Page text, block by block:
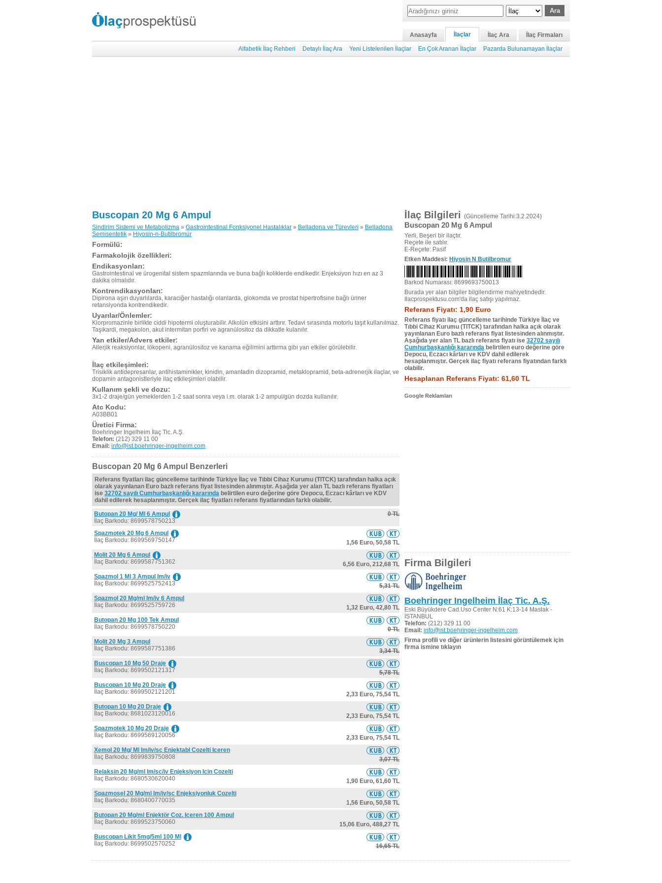
Anasayfa İlaçlar İlaç Ara
İlaç Firmaları
Alfabetik İlaç Rehberi
Detaylı İlaç Ara Yeni Listelenilen İlaçlar En Çok Aranan İlaçlar Pazarda Bulunamayan İlaçlar
Buscopan 20 Mg 6 Ampul
Sindirim Sistemi ve Metabolizma » Gastrointestinal Fonksiyonel Hastalıklar » Belladona ve Türevleri » Belladona
Semisentetik » Hiyosin-n-Butilbromür
Formülü:
Farmakolojik özellikleri:
Endikasyonları:
Gastrointestinal ve ürogenital sistem spazmlarında ve buna bağlı koliklerde endikedir. Enjeksiyon hızı en az 3
dakika olmalıdır.
Kontrendikasyonları:
Dipirona aşırı duyarlılarda, karaciğer hastalığı olanlarda, glokomda ve prostat hipertrofisine bağlı üriner
retansiyonda kontrendikedir.
Uyarılar/Önlemler:
Klorpromazinle birlikte ciddi hipotermi oluşturabilir. Alkolün etkisini arttırır. Tedavi sırasında motorlu taşıt kullanılmaz.
Taşikardi, megakolon, akut intermitan porfiri ve agranülositoz da dikkatle kulanılır.
Yan etkiler/Advers etkiler:
Allerjik reaksiyonlar, lökopeni, agranülositoz ve kanama eğilimini arttırma gibi yan etkiler görülebilir.
İlaç etkileşimleri:
Trisiklik antidepresanlar, antihistaminikler, kinidin, amantadin dizopramid, metaklopramid, beta-adrenerjik ilaçlar, ve
dopamin antagonistleriyle ilaç etkileşimleri olabilir.
Kullanım şekli ve dozu:
3x1-2 draje/gün yemeklerden 1-2 saat sonra veya i.m. olarak 1-2 ampul/gün dozda kullanılır.
Atc Kodu:
A03BB01
Üretici Firma:
Boehringer Ingelheim İlaç Tic. A.Ş.
Telefon: (212) 329 11 00
Email: info@ist.boehringer-ingelheim.com
Buscopan 20 Mg 6 Ampul Benzerleri
Referans fiyatları ilaç güncelleme tarihinde Türkiye İlaç ve Tıbbi Cihaz Kurumu (TITCK) tarafından halka açık
olarak yayınlanan Euro bazlı referans fiyat listesinden alınmıştır. Aşağıda yer alan TL bazlı referans fiyatları
ise 32702 sayılı Cumhurbaşkanlığı kararında belirtilen euro değerine göre Depocu, Eczacı kârları ve KDV
dahil edilerek hesaplanmıştır. Gerçek ilaç fiyatları referans fiyatlarından farklı olabilir.
Butopan 20 Mg/ Ml 6 Ampul
İlaç Barkodu: 8699578750213
0 TL
Spazmotek 20 Mg 6 Ampul
İlaç Barkodu: 8699569750147
1,56 Euro, 50,58 TL
Molit 20 Mg 6 Ampul
İlaç Barkodu: 8699587751362
6,56 Euro, 212,68 TL
Spazmol 1 Ml 3 Ampul Im/iv
İlaç Barkodu: 8699525752413
5,31 TL
Spazmol 20 Mg/ml Im/iv 6 Ampul
İlaç Barkodu: 8699525759726
1,32 Euro, 42,80 TL
Butopan 20 Mg 100 Tek Ampul
İlaç Barkodu: 8699578750220
0 TL
Molit 20 Mg 3 Ampul
İlaç Barkodu: 8699587751386
3,34 TL
Buscopan 10 Mg 50 Draje
İlaç Barkodu: 8699502121317
5,78 TL
Buscopan 10 Mg 20 Draje
İlaç Barkodu: 8699502121201
2,33 Euro, 75,54 TL
Butopan 10 Mg 20 Draje
İlaç Barkodu: 8681023120016
2,33 Euro, 75,54 TL
Spazmotek 10 Mg 20 Draje
İlaç Barkodu: 8699569120056
2,33 Euro, 75,54 TL
Xemol 20 Mg/ Ml Im/iv/sc Enjektabl Cozelti Iceren
İlaç Barkodu: 8699839750808
3,07 TL
Relaksin 20 Mg/ml Im/sc/iv Enjeksiyon Icin Cozelti
İlaç Barkodu: 8680530620040
1,90 Euro, 61,60 TL
Spazmosel 20 Mg/ml Im/iv/sc Enjeksiyonluk Cozelti
İlaç Barkodu: 8680400770035
1,56 Euro, 50,58 TL
Butopan 20 Mg/ml Enjektör Coz. Iceren 100 Ampul
İlaç Barkodu: 8699523750060
15,06 Euro, 488,27 TL
Buscopan Likit 5mg/5ml 100 Ml
İlaç Barkodu: 8699502570252
16,65 TL
İlaç Bilgileri (Güncelleme Tarihi:3.2.2024)
Buscopan 20 Mg 6 Ampul
Yerli, Beşeri bir ilaçtır.
Reçete ile satılır.
E-Reçete: Pasif
Etken Maddesi: Hiyosin N Butilbromur
Barkod Numarası: 8699693750013
Burada yer alan bilgiler bilgilendirme mahiyetindedir.
Ilacprospektusu.com'da ilaç satışı yapılmaz.
Referans Fiyatı: 1,90 Euro
Referans fiyatı ilaç güncelleme tarihinde Türkiye İlaç ve
Tıbbi Cihaz Kurumu (TITCK) tarafından halka açık olarak
yayınlanan Euro bazlı referans fiyat listesinden alınmıştır.
Aşağıda yer alan TL bazlı referans fiyatı ise 32702 sayılı
Cumhurbaşkanlığı kararında belirtilen euro değerine göre
Depocu, Eczacı kârları ve KDV dahil edilerek
hesaplanmıştır. Gerçek ilaç fiyatı referans fiyatından farklı
olabilir.
Hesaplanan Referans Fiyatı: 61,60 TL
Google Reklamları
Firma Bilgileri
Boehringer Ingelheim İlaç Tic. A.Ş.
Eski Büyükdere Cad.Uso Center N:61 K:13-14 Maslak -
İSTANBUL
Telefon: (212) 329 11 00
Email: info@ist.boehringer-ingelheim.com
Firma profili ve diğer ürünlerin listesini görüntülemek için
firma ismine tıklayın